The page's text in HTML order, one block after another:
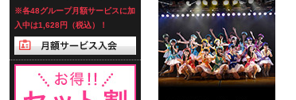
※各48グループ月額サービスに加
入中は1,628円（税込）！